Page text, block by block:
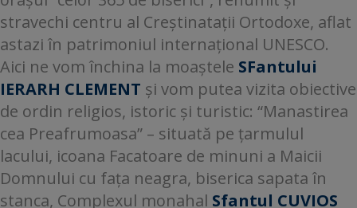
stravechi centru al Creștinatații Ortodoxe, aflat
astazi în patrimoniul internațional UNESCO.
Aici ne vom închina la moaștele SFantului
IERARH CLEMENT și vom putea vizita obiective
de ordin religios, istoric și turistic: “Manastirea
cea Preafrumoasa” – situată pe țarmulul
lacului, icoana Facatoare de minuni a Maicii
Domnului cu fața neagra, biserica sapata în
stanca, Complexul monahal Sfantul CUVIOS